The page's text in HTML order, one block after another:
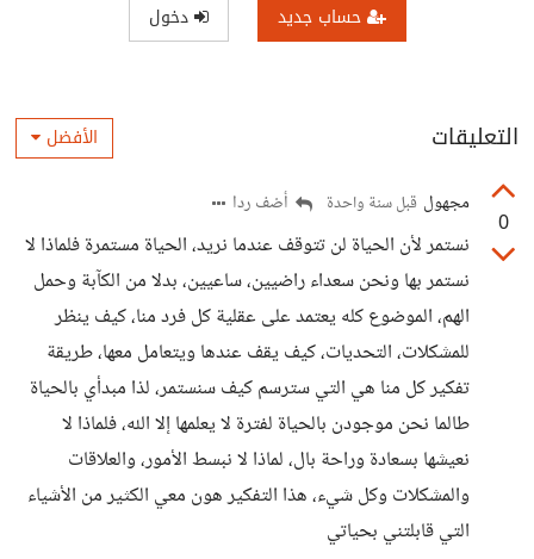
حساب جديد دخول
التعليقات الأفضل
0
مجهول قبل سنة واحدة أضف ردا
نستمر لأن الحياة لن تتوقف عندما نريد، الحياة مستمرة فلماذا لا
نستمر بها ونحن سعداء راضيين، ساعيين، بدلا من الكآبة وحمل
الهم، الموضوع كله يعتمد على عقلية كل فرد منا، كيف ينظر
للمشكلات، التحديات، كيف يقف عندها ويتعامل معها، طريقة
تفكير كل منا هي التي سترسم كيف سنستمر، لذا مبدأي بالحياة
طالما نحن موجودن بالحياة لفترة لا يعلمها إلا الله، فلماذا لا
نعيشها بسعادة وراحة بال، لماذا لا نبسط الأمور، والعلاقات
والمشكلات وكل شيء، هذا التفكير هون معي الكثير من الأشياء
التي قابلتني بحياتي